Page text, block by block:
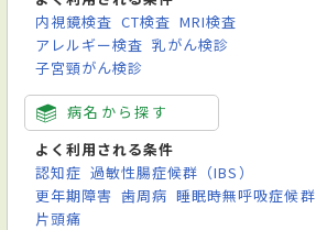
内視鏡検査 CT検査 MRI検査
アレルギー検査 乳がん検診
子宮頸がん検診
病名から探す
よく利用される条件
認知症 過敏性腸症候群（IBS）
更年期障害 歯周病 睡眠時無呼吸症候群
片頭痛